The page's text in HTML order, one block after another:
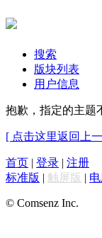
搜索
版块列表
用户信息
抱歉，指定的主题
[ 点击这里返回上
首页 | 登录 | 注册
标准版 | 触屏版 |
© Comsenz Inc.